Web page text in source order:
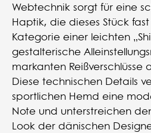
Webtechnik sorgt für eine
Haptik, die dieses Stück
Kategorie einer leichten
gestalterische
markanten Reißverschlüsse
Diese technischen Details
sportlichen Hemd eine
Note und unterstreichen
Look der dänischen